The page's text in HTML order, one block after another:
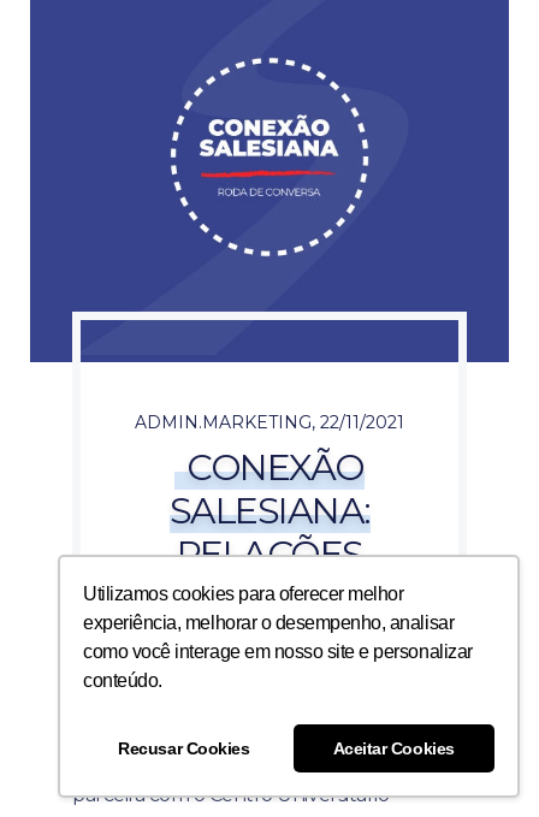
Utilizamos cookies para oferecer melhor
experiência, melhorar o desempenho, analisar
como você interage em nosso site e personalizar
conteúdo.
Recusar Cookies Aceitar Cookies
ADMIN.MARKETING, 22/11/2021
CONEXÃO
SALESIANA:
RELAÇÕES
AFETIVAS
A Pastoral Universitária do UniSales em
parceira com o Centro Universitário